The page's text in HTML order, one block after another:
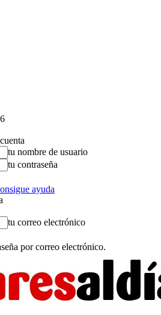
tu nombre de usuario
tu contraseña
ayuda
tu correo electrónico
por correo electrónico.